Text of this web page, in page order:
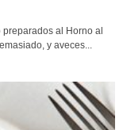
al Horno al
y aveces...